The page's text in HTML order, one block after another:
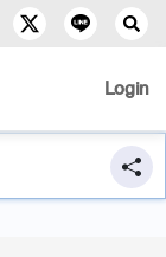
Login